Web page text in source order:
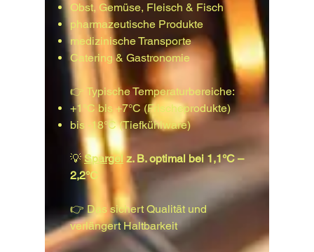
Obst, Gemüse, Fleisch & Fisch
pharmazeutische Produkte
medizinische Transporte
Catering & Gastronomie
👉 Typische Temperaturbereiche:
+1°C bis +7°C (Frischeprodukte)
bis -18°C (Tiefkühlware)
💡Spargelz. B. optimal bei 1,1°C –
2,2°C
👉 Das sichert Qualität und
verlängert Haltbarkeit